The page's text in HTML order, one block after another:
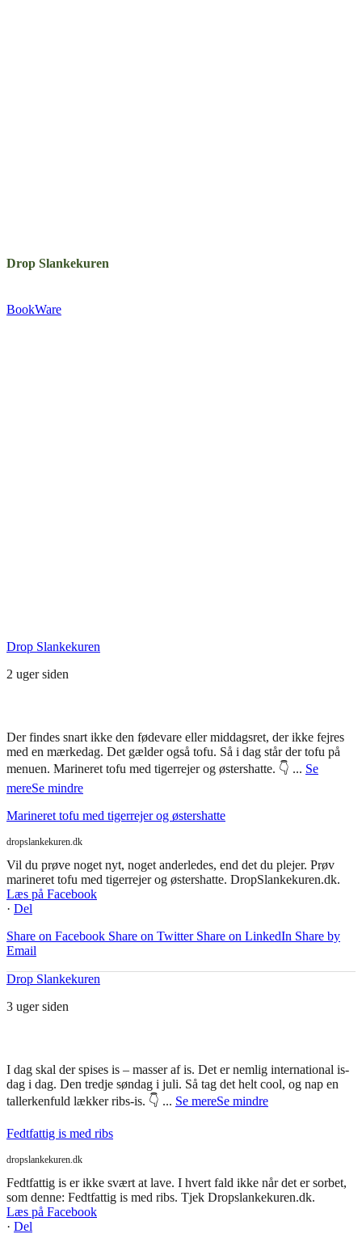
Drop Slankekuren
BookWare
Drop Slankekuren
2 uger siden
Der findes snart ikke den fødevare eller middagsret, der ikke fejres
med en mærkedag. Det gælder også tofu. Så i dag står der tofu på
menuen. Marineret tofu med tigerrejer og østershatte. 👇 ... Se
mereSe mindre
Marineret tofu med tigerrejer og østershatte
dropslankekuren.dk
Vil du prøve noget nyt, noget anderledes, end det du plejer. Prøv
marineret tofu med tigerrejer og østershatte. DropSlankekuren.dk.
Læs på Facebook
· Del
Share on Facebook Share on Twitter Share on LinkedIn Share by
Email
Drop Slankekuren
3 uger siden
I dag skal der spises is – masser af is. Det er nemlig international is-
dag i dag. Den tredje søndag i juli. Så tag det helt cool, og nap en
tallerkenfuld lækker ribs-is. 👇 ... Se mereSe mindre
Fedtfattig is med ribs
dropslankekuren.dk
Fedtfattig is er ikke svært at lave. I hvert fald ikke når det er sorbet,
som denne: Fedtfattig is med ribs. Tjek Dropslankekuren.dk.
Læs på Facebook
· Del